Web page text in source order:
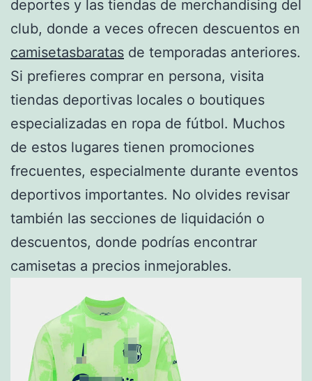
deportes y las tiendas de merchandising del
club, donde a veces ofrecen descuentos en
camisetasbaratas de temporadas anteriores.
Si prefieres comprar en persona, visita
tiendas deportivas locales o boutiques
especializadas en ropa de fútbol. Muchos
de estos lugares tienen promociones
frecuentes, especialmente durante eventos
deportivos importantes. No olvides revisar
también las secciones de liquidación o
descuentos, donde podrías encontrar
camisetas a precios inmejorables.